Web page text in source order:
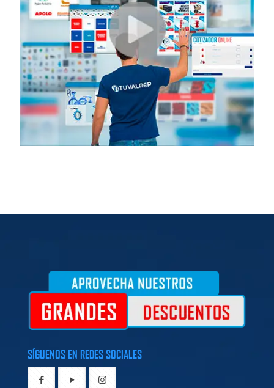
SÍGUENOS EN REDES SOCIALES